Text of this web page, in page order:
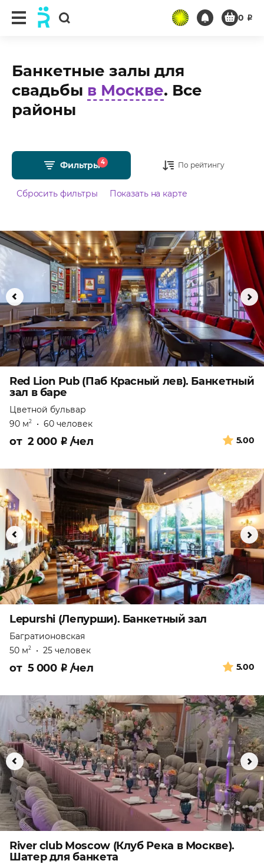
0 ₽
Банкетные залы для
свадьбы в Москве. Все
районы
Фильтры4 По рейтингу
Сбросить фильтры Показать на карте
Red Lion Pub (Паб Красный лев). Банкетный
зал в баре
Цветной бульвар
90 м2 • 60 человек
5.00
от 2 000 ₽ /чел
Lepurshi (Лепурши). Банкетный зал
Багратионовская
50 м2 • 25 человек
5.00
от 5 000 ₽ /чел
River club Moscow (Клуб Река в Москве).
Шатер для банкета